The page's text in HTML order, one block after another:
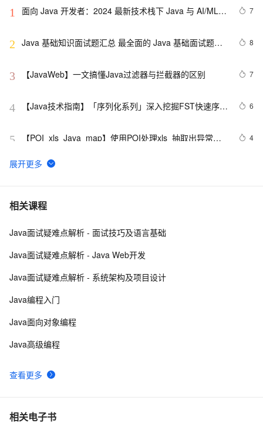
1
面向 Java 开发者：2024 最新技术栈下 Java 与 AI/ML
7
2 Java 基础知识面试题汇总 最全面的 Java 基础面试题整
8
3 【JavaWeb】一文搞懂Java过滤器与拦截器的区别 7
4
【Java技术指南】「序列化系列」深入挖掘FST快速序列
6
5
【POI  xls  Java  map】使用POI处理xls  抽取出异常信
4
6 Java 注解 阐释 hibernate ORM
7 java 中的多线程   内部类实现 数据共享 和 Runnable实
8 Java程序利用main函数中args参数实现参数的传递
破 1 万次！
102. Java中的垃圾收集 - GC参考手册
相关课程
查看更多
Java面试疑难点解析 - 面试技巧及语言基础
Java面试疑难点解析 - Java Web开发
Java面试疑难点解析 - 系统架构及项目设计
Java编程入门
Java面向对象编程
Java高级编程
相关电子书